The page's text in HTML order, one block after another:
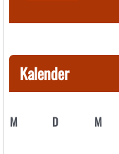
Kalender
M D M